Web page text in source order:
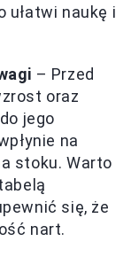
ułatwi naukę i
– Przed
oraz
jego
na
stoku. Warto
się, że
nart.